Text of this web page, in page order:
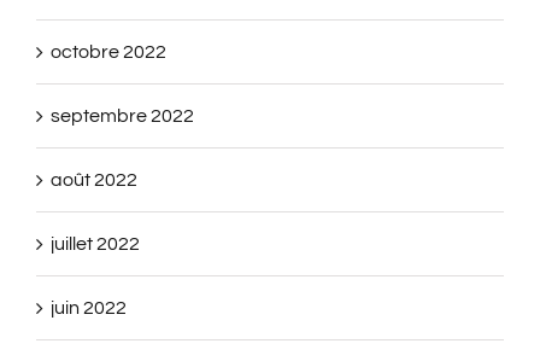
octobre 2022
septembre 2022
août 2022
juillet 2022
juin 2022